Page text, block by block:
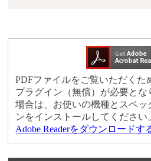
PDFファイルをご覧いただくた
プラグイン（無償）が必要と
場合は、お使いの機種とスペッ
ンをインストールしてください
Adobe Readerをダウンロードす